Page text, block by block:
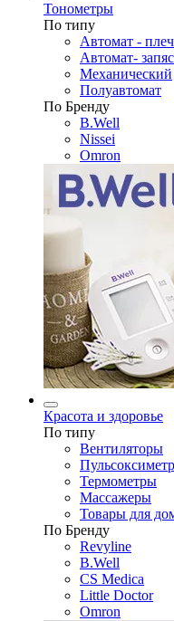
Тонометры
По типу
Автомат -
Автомат-
Механический
Полуавтомат
По Бренду
B.Well
Nissei
Omron
Красота и здоровье
По типу
Вентиляторы
Термометры
Массажеры
Товары для
По Бренду
Revyline
B.Well
CS Medica
Little Doctor
Omron